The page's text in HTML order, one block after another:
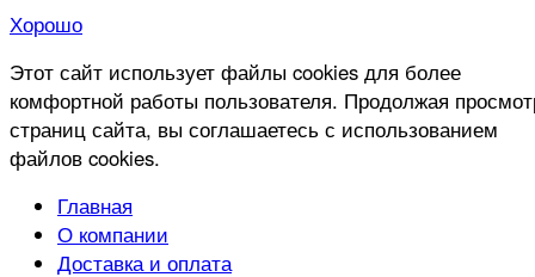
Хорошо
Этот сайт использует файлы cookies для более
комфортной работы пользователя. Продолжая
страниц сайта, вы соглашаетесь с использованием
файлов cookies.
Главная
О компании
Доставка и оплата